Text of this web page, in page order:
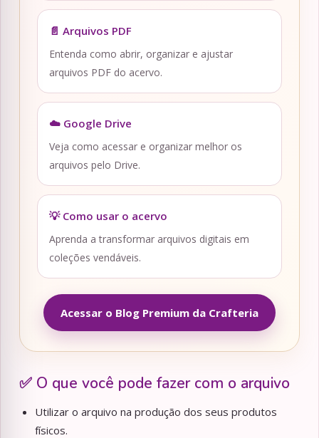
📄 Arquivos PDF
Entenda como abrir, organizar e ajustar
arquivos PDF do acervo.
☁️ Google Drive
Veja como acessar e organizar melhor os
arquivos pelo Drive.
💡 Como usar o acervo
Aprenda a transformar arquivos digitais em
coleções vendáveis.
Acessar o Blog Premium da Crafteria
✅ O que você pode fazer com o arquivo
Utilizar o arquivo na produção dos seus produtos
físicos.